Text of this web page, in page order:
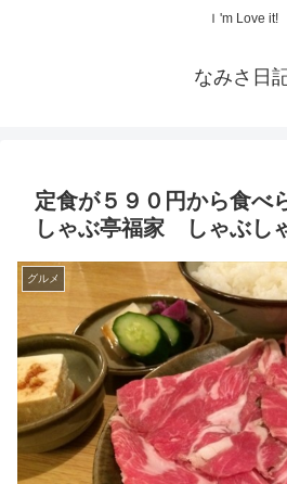
Ｉ'm Love it!
なみさ日
定食が５９０円から食べ
しゃぶ亭福家 しゃぶし
グルメ